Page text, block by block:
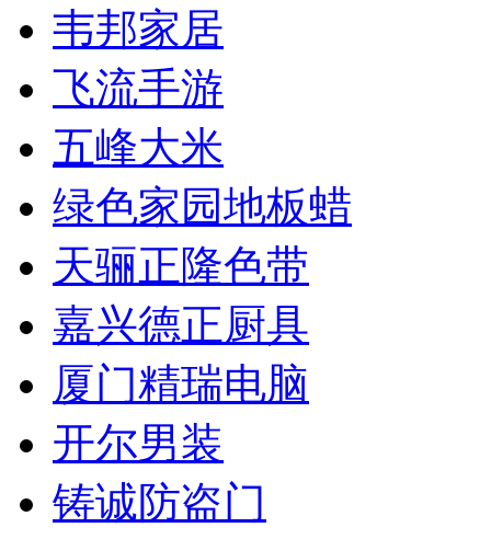
韦邦家居
飞流手游
五峰大米
绿色家园地板蜡
天骊正隆色带
嘉兴德正厨具
厦门精瑞电脑
开尔男装
铸诚防盗门